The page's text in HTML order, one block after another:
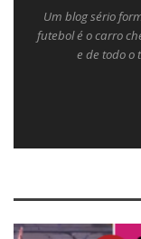
Um blog sério
futebol é o carro
e de todo o